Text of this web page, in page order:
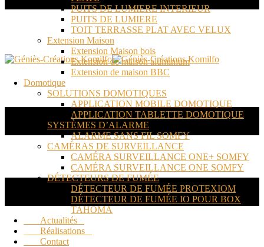
PUITS DE LUMIERE INTERIEUR
PUITS DE LUMIERE
TOIT TERRASSE PLAT AVEC VELUX
Extension Maison
Extension Maison bois
Extension de maison aluminium
Extension de maison BBC
Domotique
SOLUTIONS DOMOTIQUES
APPLICATION MOBILE DOMOTIQUE
APPLICATION TABLETTE DOMOTIQUE
SYSTÈMES D’ALARME
ALARME SANS FIL SOMFY
CAMÉRAS DE SURVEILLANCE
CAMÉRA SURVEILLANCE ONE+ SOMFY
CAMÉRA SURVEILLANCE ONE SOMFY
DÉTECTEURS DE FUMÉE
DÉTECTEUR DE FUMÉE PROTEXIOM
DÉTECTEUR DE FUMÉE IO POUR BOX
TAHOMA
Actualités
Réalisations
Contact